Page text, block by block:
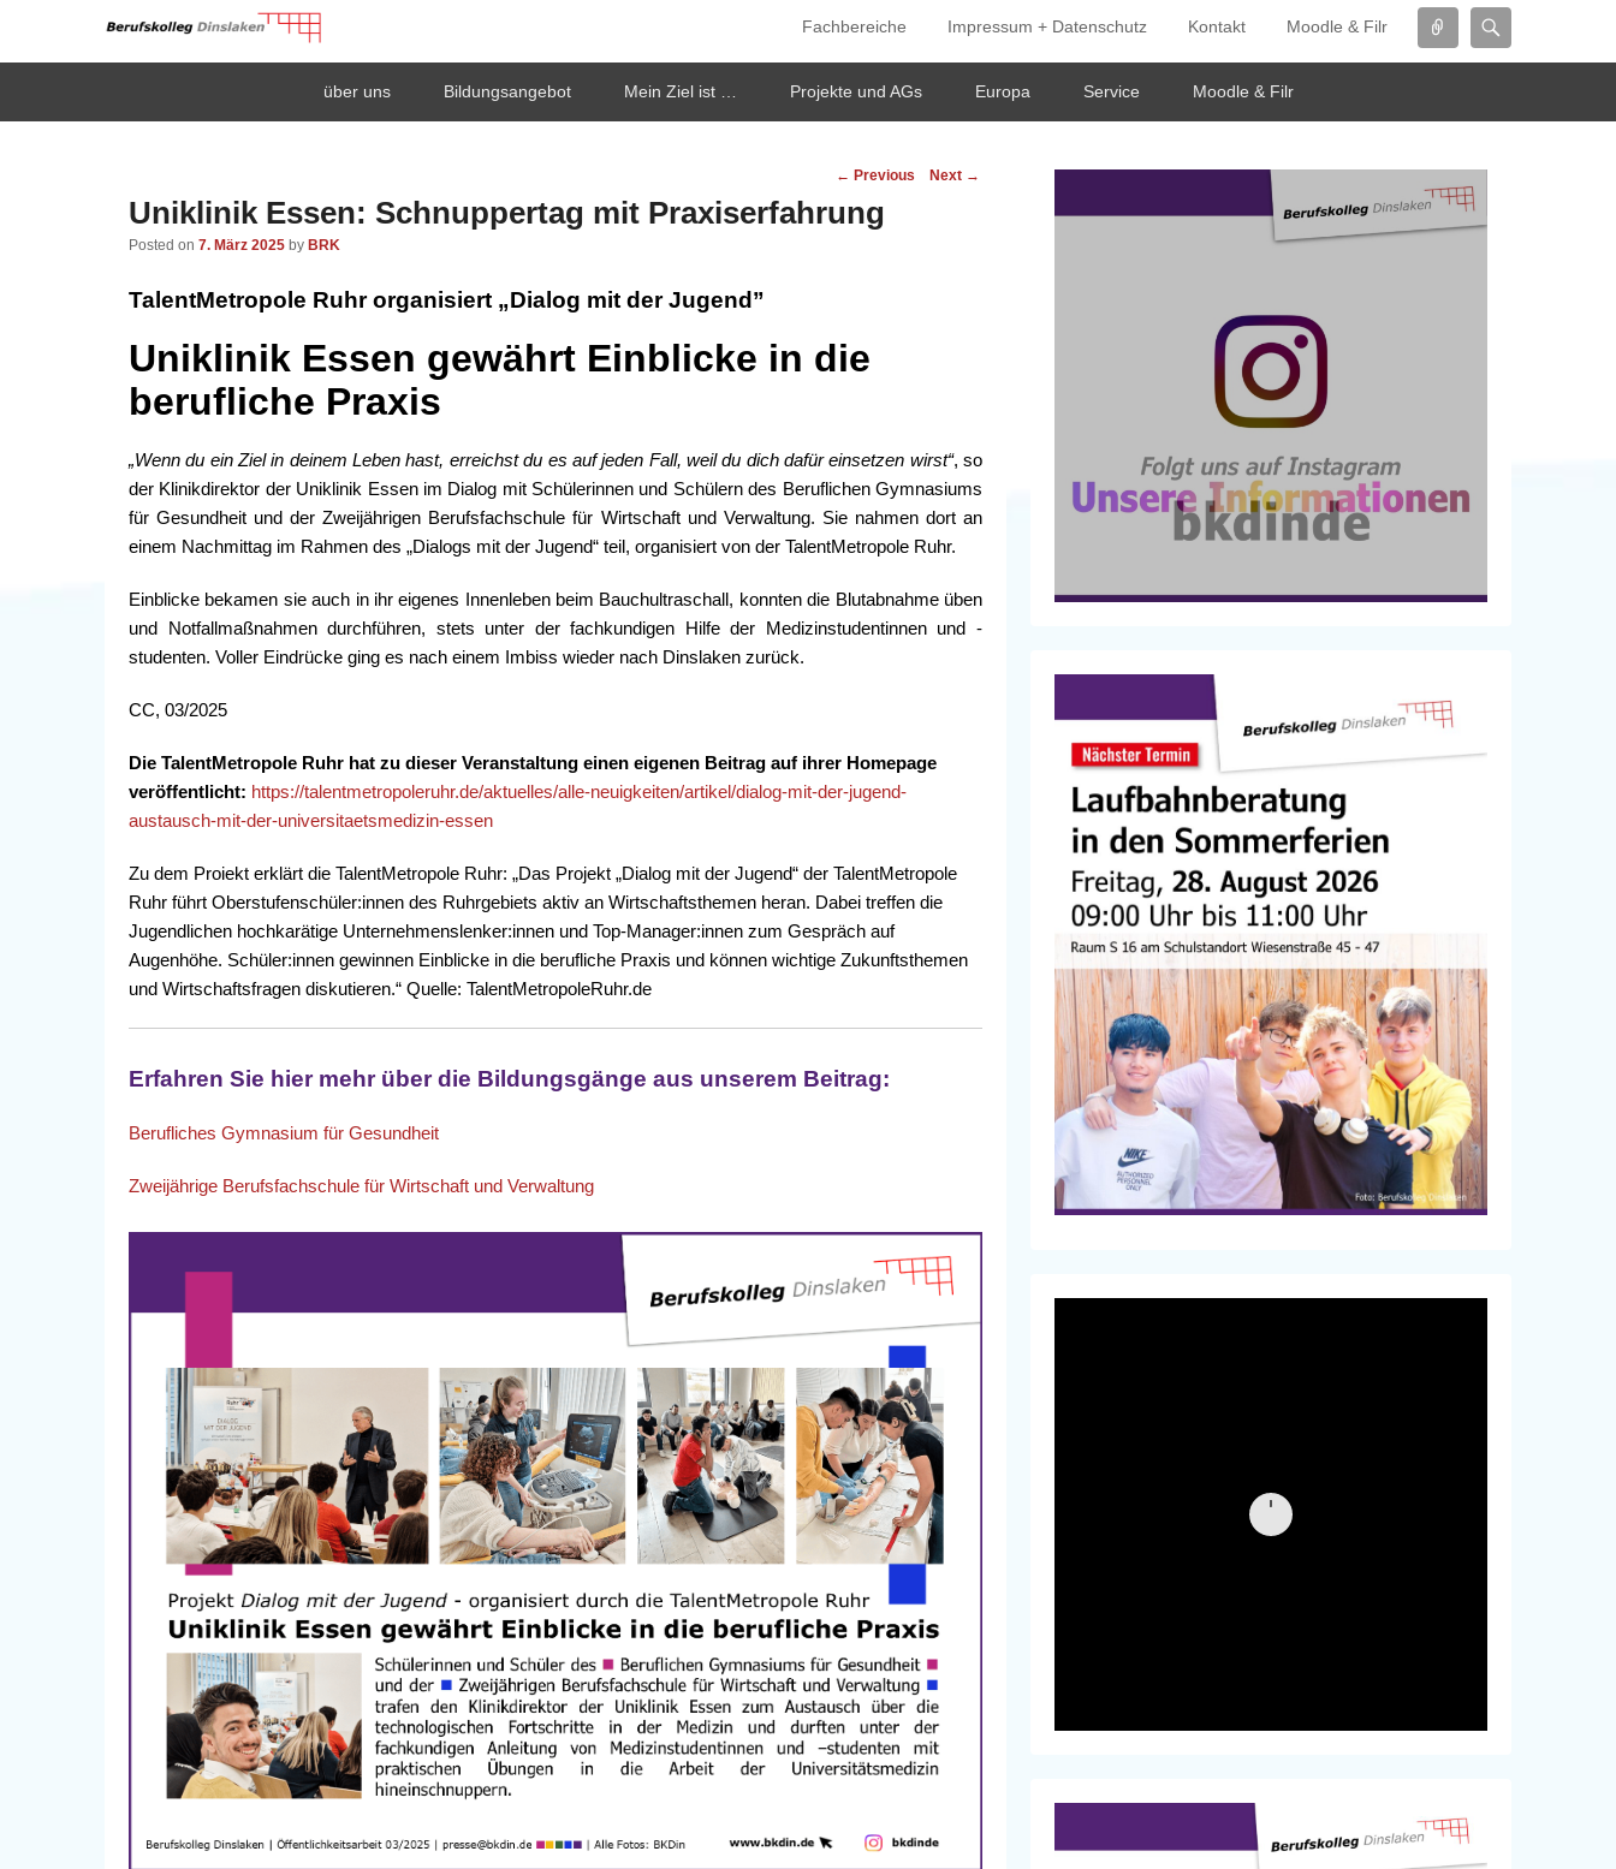
Connect
Fachbereiche Impressum + Datenschutz Kontakt Moodle & Filr
Berufskolleg Dinslaken
Schule der Sekundarstufe II des Kreises Wesel
über uns Bildungsangebot Mein Ziel ist … Projekte und AGs Europa Service Moodle & Filr
Post
navigation
← Previous Next →
Uniklinik Essen: Schnuppertag mit Praxiserfahrung
Posted on 7. März 2025 by BRK
TalentMetropole Ruhr organisiert „Dialog mit der Jugend”
Uniklinik Essen gewährt Einblicke in die
berufliche Praxis
„Wenn du ein Ziel in deinem Leben hast, erreichst du es auf jeden Fall, weil du dich dafür einsetzen wirst“, so
der Klinikdirektor der Uniklinik Essen im Dialog mit Schülerinnen und Schülern des Beruflichen Gymnasiums
für Gesundheit und der Zweijährigen Berufsfachschule für Wirtschaft und Verwaltung. Sie nahmen dort an
einem Nachmittag im Rahmen des „Dialogs mit der Jugend“ teil, organisiert von der TalentMetropole Ruhr.
Einblicke bekamen sie auch in ihr eigenes Innenleben beim Bauchultraschall, konnten die Blutabnahme üben
und Notfallmaßnahmen durchführen, stets unter der fachkundigen Hilfe der Medizinstudentinnen und -
studenten. Voller Eindrücke ging es nach einem Imbiss wieder nach Dinslaken zurück.
CC, 03/2025
Die TalentMetropole Ruhr hat zu dieser Veranstaltung einen eigenen Beitrag auf ihrer Homepage
veröffentlicht: https://talentmetropoleruhr.de/aktuelles/alle-neuigkeiten/artikel/dialog-mit-der-jugend-
austausch-mit-der-universitaetsmedizin-essen
Zu dem Proiekt erklärt die TalentMetropole Ruhr: „Das Projekt „Dialog mit der Jugend“ der TalentMetropole
Ruhr führt Oberstufenschüler:innen des Ruhrgebiets aktiv an Wirtschaftsthemen heran. Dabei treffen die
Jugendlichen hochkarätige Unternehmenslenker:innen und Top-Manager:innen zum Gespräch auf
Augenhöhe. Schüler:innen gewinnen Einblicke in die berufliche Praxis und können wichtige Zukunftsthemen
und Wirtschaftsfragen diskutieren.“ Quelle: TalentMetropoleRuhr.de
Erfahren Sie hier mehr über die Bildungsgänge aus unserem Beitrag:
Berufliches Gymnasium für Gesundheit
Zweijährige Berufsfachschule für Wirtschaft und Verwaltung